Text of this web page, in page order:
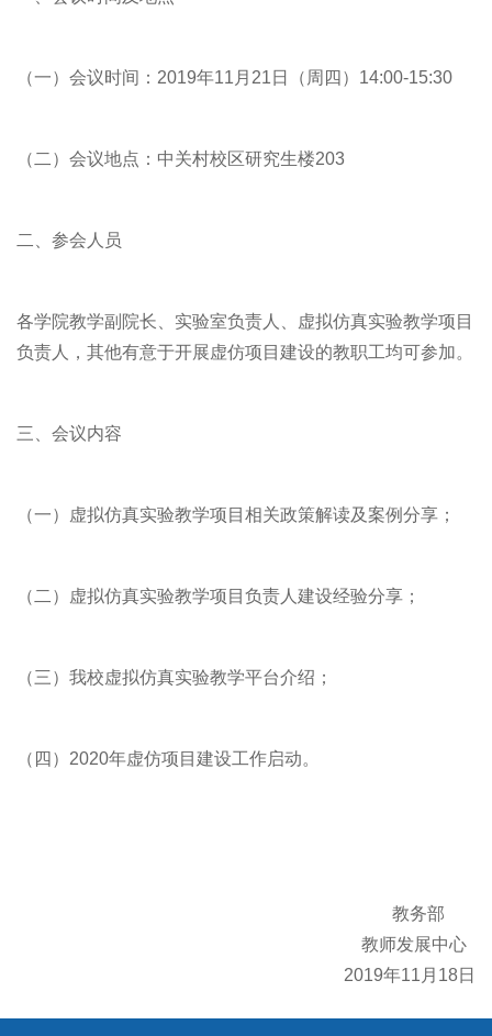
（一）会议时间：2019年11月21日（周四）14:00-15:30
（二）会议地点：中关村校区研究生楼203
二、参会人员
各学院教学副院长、实验室负责人、虚拟仿真实验教学项目
负责人，其他有意于开展虚仿项目建设的教职工均可参加。
三、会议内容
（一）虚拟仿真实验教学项目相关政策解读及案例分享；
（二）虚拟仿真实验教学项目负责人建设经验分享；
（三）我校虚拟仿真实验教学平台介绍；
（四）2020年虚仿项目建设工作启动。
教务部
教师发展中心
2019年11月18日